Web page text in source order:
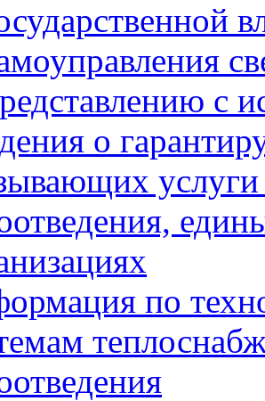
с
о
по